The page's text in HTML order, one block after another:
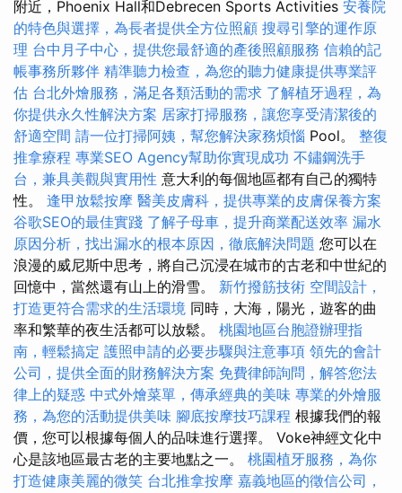
附近，Phoenix Hall和Debrecen Sports Activities 安養院
的特色與選擇，為長者提供全方位照顧 搜尋引擎的運作原
理 台中月子中心，提供您最舒適的產後照顧服務 信賴的記
帳事務所夥伴 精準聽力檢查，為您的聽力健康提供專業評
估 台北外燴服務，滿足各類活動的需求 了解植牙過程，為
你提供永久性解決方案 居家打掃服務，讓您享受清潔後的
舒適空間 請一位打掃阿姨，幫您解決家務煩惱 Pool。 整復
推拿療程 專業SEO Agency幫助你實現成功 不鏽鋼洗手
台，兼具美觀與實用性 意大利的每個地區都有自己的獨特
性。 逢甲放鬆按摩 醫美皮膚科，提供專業的皮膚保養方案
谷歌SEO的最佳實踐 了解子母車，提升商業配送效率 漏水
原因分析，找出漏水的根本原因，徹底解決問題 您可以在
浪漫的威尼斯中思考，將自己沉浸在城市的古老和中世紀的
回憶中，當然還有山上的滑雪。 新竹撥筋技術 空間設計，
打造更符合需求的生活環境 同時，大海，陽光，遊客的曲
率和繁華的夜生活都可以放鬆。 桃園地區台胞證辦理指
南，輕鬆搞定 護照申請的必要步驟與注意事項 領先的會計
公司，提供全面的財務解決方案 免費律師詢問，解答您法
律上的疑惑 中式外燴菜單，傳承經典的美味 專業的外燴服
務，為您的活動提供美味 腳底按摩技巧課程 根據我們的報
價，您可以根據每個人的品味進行選擇。 Voke神經文化中
心是該地區最古老的主要地點之一。 桃園植牙服務，為你
打造健康美麗的微笑 台北推拿按摩 嘉義地區的徵信公司，